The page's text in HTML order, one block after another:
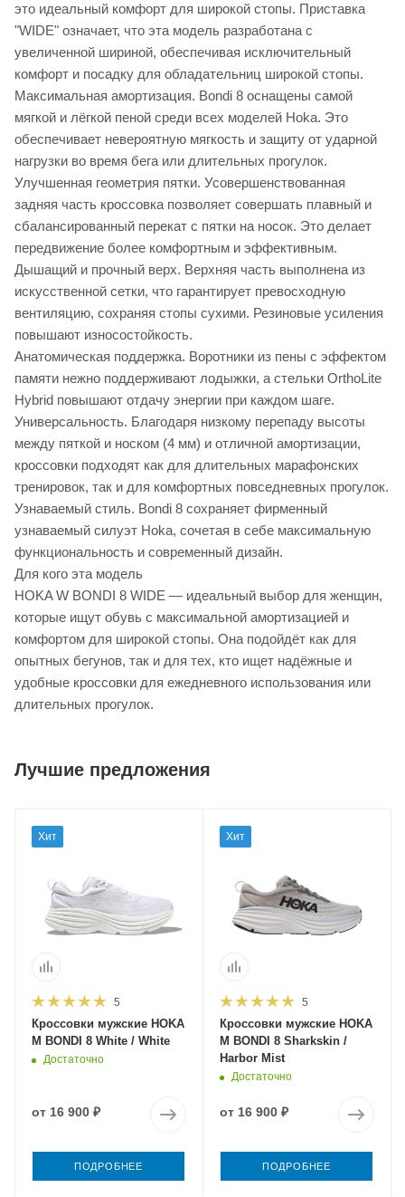
это идеальный комфорт для широкой стопы. Приставка
"WIDE" означает, что эта модель разработана с
увеличенной шириной, обеспечивая исключительный
комфорт и посадку для обладательниц широкой стопы.
Максимальная амортизация. Bondi 8 оснащены самой
мягкой и лёгкой пеной среди всех моделей Hoka. Это
обеспечивает невероятную мягкость и защиту от ударной
нагрузки во время бега или длительных прогулок.
Улучшенная геометрия пятки. Усовершенствованная
задняя часть кроссовка позволяет совершать плавный и
сбалансированный перекат с пятки на носок. Это делает
передвижение более комфортным и эффективным.
Дышащий и прочный верх. Верхняя часть выполнена из
искусственной сетки, что гарантирует превосходную
вентиляцию, сохраняя стопы сухими. Резиновые усиления
повышают износостойкость.
Анатомическая поддержка. Воротники из пены с эффектом
памяти нежно поддерживают лодыжки, а стельки OrthoLite
Hybrid повышают отдачу энергии при каждом шаге.
Универсальность. Благодаря низкому перепаду высоты
между пяткой и носком (4 мм) и отличной амортизации,
кроссовки подходят как для длительных марафонских
тренировок, так и для комфортных повседневных прогулок.
Узнаваемый стиль. Bondi 8 сохраняет фирменный
узнаваемый силуэт Hoka, сочетая в себе максимальную
функциональность и современный дизайн.
Для кого эта модель
HOKA W BONDI 8 WIDE — идеальный выбор для женщин,
которые ищут обувь с максимальной амортизацией и
комфортом для широкой стопы. Она подойдёт как для
опытных бегунов, так и для тех, кто ищет надёжные и
удобные кроссовки для ежедневного использования или
длительных прогулок.
Лучшие предложения
Хит
5
Кроссовки мужские HOKA
M BONDI 8 White / White
Достаточно
от 16 900 ₽
ПОДРОБНЕЕ
Хит
5
Кроссовки мужские HOKA
M BONDI 8 Sharkskin /
Harbor Mist
Достаточно
от 16 900 ₽
ПОДРОБНЕЕ